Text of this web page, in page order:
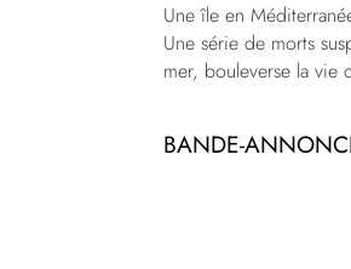
Une île en
Une série de morts
mer, bouleverse la vie
BANDE-